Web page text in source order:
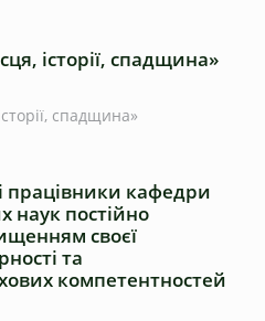
історії, спадщина»
спадщина»
працівники кафедри
наук постійно
своєї
та
компетентностей